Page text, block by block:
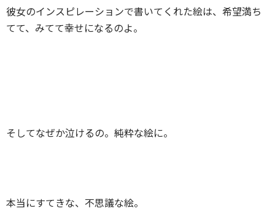
彼女のインスピレーションで書いてくれた絵は、希望満ち
てて、みてて幸せになるのよ。
そしてなぜか泣けるの。純粋な絵に。
本当にすてきな、不思議な絵。